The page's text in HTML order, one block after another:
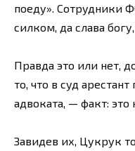
поеду». Сотрудники
силком, да слава
Правда это или нет,
то, что в суд
адвоката, — факт:
Завидев их, Цукрук